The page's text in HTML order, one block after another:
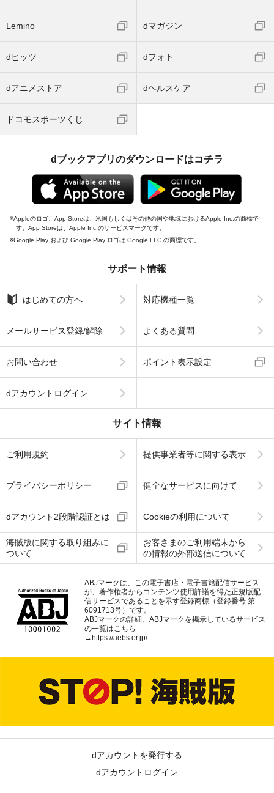
Lemino dマガジン
dヒッツ dフォト
dアニメストア dヘルスケア
ドコモスポーツくじ
dブックアプリのダウンロードはコチラ
Appleのロゴ、App Storeは、米国もしくはその他の国や地域におけるApple Inc.の商標で
す。App Storeは、Apple Inc.のサービスマークです。
Google Play および Google Play ロゴは Google LLC の商標です。
サポート情報
はじめての方へ 対応機種一覧
メールサービス登録/解除 よくある質問
お問い合わせ ポイント表示設定
dアカウントログイン
サイト情報
ご利用規約 提供事業者等に関する表示
プライバシーポリシー 健全なサービスに向けて
dアカウント2段階認証とは Cookieの利用について
海賊版に関する取り組みに
ついて
お客さまのご利用端末から
の情報の外部送信について
ABJマークは、この電子書店・電子書籍配信サービス
が、著作権者からコンテンツ使用許諾を得た正規版配
信サービスであることを示す登録商標（登録番号 第
6091713号）です。
ABJマークの詳細、ABJマークを掲示しているサービス
の一覧はこちら
→ https://aebs.or.jp/
dアカウントを発行する
dアカウントログイン